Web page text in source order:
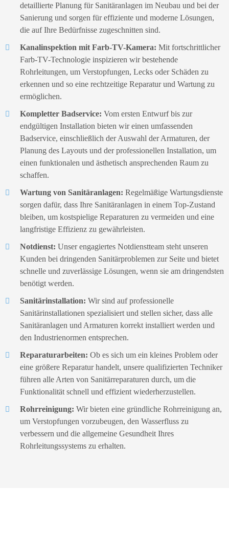
detaillierte Planung für Sanitäranlagen im Neubau und bei der
Sanierung und sorgen für effiziente und moderne Lösungen,
die auf Ihre Bedürfnisse zugeschnitten sind.
Kanalinspektion mit Farb-TV-Kamera: Mit fortschrittlicher
Farb-TV-Technologie inspizieren wir bestehende
Rohrleitungen, um Verstopfungen, Lecks oder Schäden zu
erkennen und so eine rechtzeitige Reparatur und Wartung zu
ermöglichen.
Kompletter Badservice: Vom ersten Entwurf bis zur
endgültigen Installation bieten wir einen umfassenden
Badservice, einschließlich der Auswahl der Armaturen, der
Planung des Layouts und der professionellen Installation, um
einen funktionalen und ästhetisch ansprechenden Raum zu
schaffen.
Wartung von Sanitäranlagen: Regelmäßige Wartungsdienste
sorgen dafür, dass Ihre Sanitäranlagen in einem Top-Zustand
bleiben, um kostspielige Reparaturen zu vermeiden und eine
langfristige Effizienz zu gewährleisten.
Notdienst: Unser engagiertes Notdienstteam steht unseren
Kunden bei dringenden Sanitärproblemen zur Seite und bietet
schnelle und zuverlässige Lösungen, wenn sie am dringendsten
benötigt werden.
Sanitärinstallation: Wir sind auf professionelle
Sanitärinstallationen spezialisiert und stellen sicher, dass alle
Sanitäranlagen und Armaturen korrekt installiert werden und
den Industrienormen entsprechen.
Reparaturarbeiten: Ob es sich um ein kleines Problem oder
eine größere Reparatur handelt, unsere qualifizierten Techniker
führen alle Arten von Sanitärreparaturen durch, um die
Funktionalität schnell und effizient wiederherzustellen.
Rohrreinigung: Wir bieten eine gründliche Rohrreinigung an,
um Verstopfungen vorzubeugen, den Wasserfluss zu
verbessern und die allgemeine Gesundheit Ihres
Rohrleitungssystems zu erhalten.